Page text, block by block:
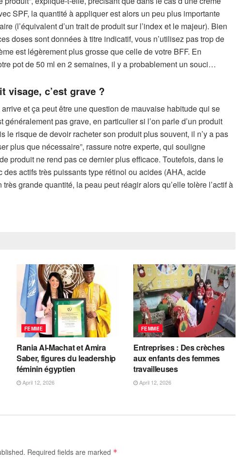
SPF, la quantité à appliquer est alors un peu plus importante
(l’équivalent d’un trait de produit sur l’index et le majeur). Bien
doses sont données à titre indicatif, vous n’utilisez pas trop de
est légèrement plus grosse que celle de votre BFF. En
pot de 50 ml en 2 semaines, il y a probablement un souci…
visage, c’est grave ?
et ça peut être une question de mauvaise habitude qui se
généralement pas grave, en particulier si l’on parle d’un produit
le risque de devoir racheter son produit plus souvent, il n’y a pas
plus que nécessaire”, rassure notre experte, qui souligne
produit ne rend pas ce dernier plus efficace. Toutefois, dans le
des actifs très puissants type rétinol ou acides (AHA, acide
grande quantité, la peau peut réagir alors qu’elle tolère l’actif à
FEMME
Rania Al-Machat et Amira
Saber, figures du leadership
féminin égyptien
April 12, 2026
FEMME
Entreprises : Des crèches
aux enfants des femmes
travailleuses
April 12, 2026
Required fields are marked *